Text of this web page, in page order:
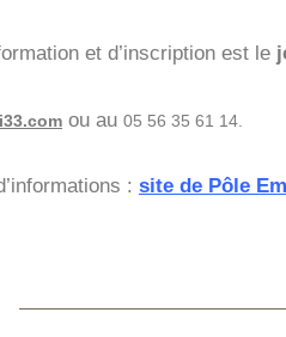
et d’inscription est le
ou au 05 56 35 61 14.
: site de Pôle